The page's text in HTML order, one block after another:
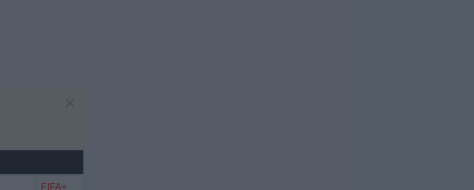
FIFA+